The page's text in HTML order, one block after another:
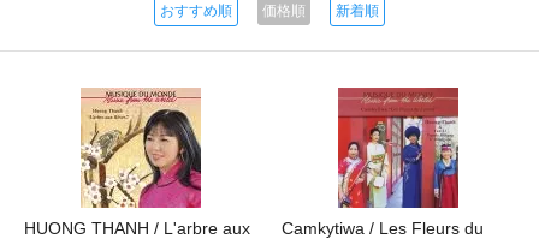
おすすめ順 価格順 新着順
HUONG THANH / L'arbre aux
Camkytiwa / Les Fleurs du